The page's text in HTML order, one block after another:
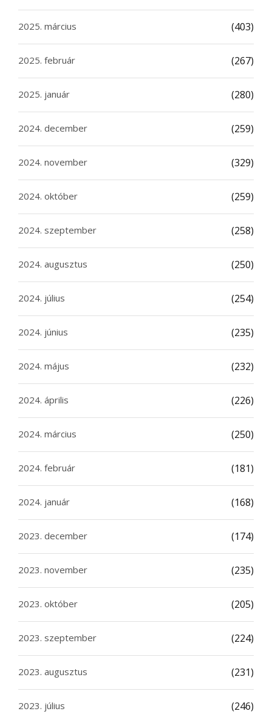
2025. március (403)
2025. február (267)
2025. január (280)
2024. december (259)
2024. november (329)
2024. október (259)
2024. szeptember (258)
2024. augusztus (250)
2024. július (254)
2024. június (235)
2024. május (232)
2024. április (226)
2024. március (250)
2024. február (181)
2024. január (168)
2023. december (174)
2023. november (235)
2023. október (205)
2023. szeptember (224)
2023. augusztus (231)
2023. július (246)